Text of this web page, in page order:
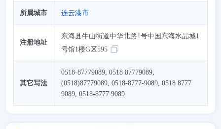
所属城市 连云港市
注册地址
东海县牛山街道中华北路1号中国东海水晶城1
号馆1楼G区595
其它写法
0518-87779089, 0518 87779089,
(0518)87779089, 0518-8777-9089, 0518 8777
9089, 0518-8777 9089